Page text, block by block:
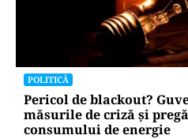
POLITICĂ
Pericol de blackout?
măsurile de criză și
consumului de energie